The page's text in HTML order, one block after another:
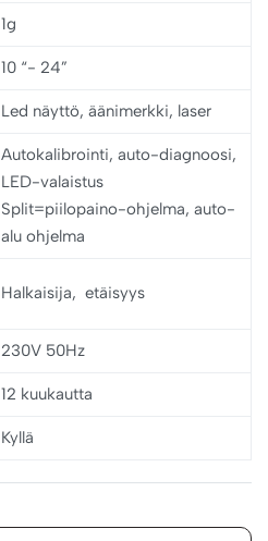
1g
10 “- 24”
Led näyttö, äänimerkki, laser
Autokalibrointi, auto-diagnoosi,
LED-valaistus
Split=piilopaino-ohjelma, auto-
alu ohjelma
Halkaisija, etäisyys
230V 50Hz
12 kuukautta
Kyllä